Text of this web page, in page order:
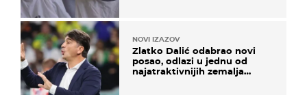
NOVI IZAZOV
Zlatko Dalić odabrao novi
posao, odlazi u jednu od
najatraktivnijih zemalja